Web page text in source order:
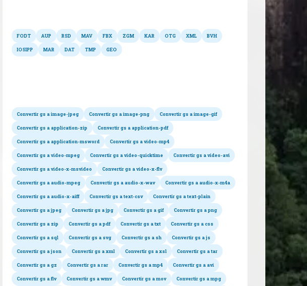
FODT AUP RSD MAV FBX ZGM KAR OTG XML BVH
IOSIPP MAR DAT TMP GEO
Convertir gs a image-jpeg Convertir gs a image-png Convertir gs a image-gif
Convertir gs a application-zip Convertir gs a application-pdf
Convertir gs a application-msword Convertir gs a video-mp4
Convertir gs a video-mpeg Convertir gs a video-quicktime Convertir gs a video-avi
Convertir gs a video-x-msvideo Convertir gs a video-x-flv
Convertir gs a audio-mpeg Convertir gs a audio-x-wav Convertir gs a audio-x-m4a
Convertir gs a audio-x-aiff Convertir gs a text-csv Convertir gs a text-plain
Convertir gs a jpeg Convertir gs a jpg Convertir gs a gif Convertir gs a png
Convertir gs a zip Convertir gs a pdf Convertir gs a txt Convertir gs a css
Convertir gs a sql Convertir gs a svg Convertir gs a sh Convertir gs a js
Convertir gs a json Convertir gs a xml Convertir gs a xsl Convertir gs a tar
Convertir gs a gz Convertir gs a rar Convertir gs a mp4 Convertir gs a avi
Convertir gs a flv Convertir gs a wmv Convertir gs a mov Convertir gs a mpg